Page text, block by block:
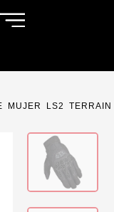
MUJER LS2 TERRAIN